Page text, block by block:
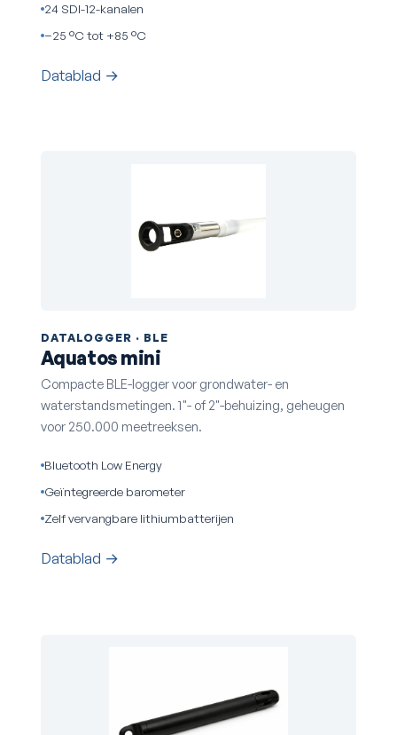
24 SDI-12-kanalen
−25 °C tot +85 °C
Datablad →
DATALOGGER · BLE
Aquatos mini
Compacte BLE-logger voor grondwater- en
waterstandsmetingen. 1"- of 2"-behuizing, geheugen
voor 250.000 meetreeksen.
Bluetooth Low Energy
Geïntegreerde barometer
Zelf vervangbare lithiumbatterijen
Datablad →